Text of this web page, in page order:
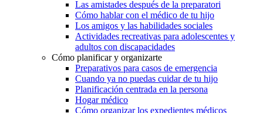
Las amistades después de la preparatori
Cómo hablar con el médico de tu hijo
Los amigos y las habilidades sociales
Actividades recreativas para adolescentes y
adultos con discapacidades
Cómo planificar y organizarte
Preparativos para casos de emergencia
Cuando ya no puedas cuidar de tu hijo
Planificación centrada en la persona
Hogar médico
Cómo organizar los expedientes médicos